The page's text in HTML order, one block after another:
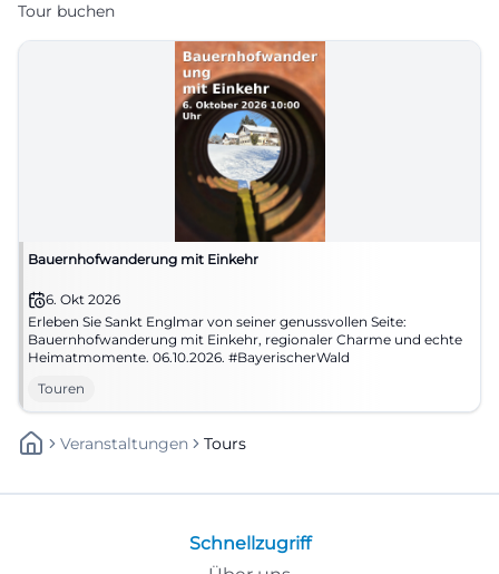
Tour buchen
Bauernhofwanderung mit Einkehr
6. Okt 2026
Erleben Sie Sankt Englmar von seiner genussvollen Seite:
Bauernhofwanderung mit Einkehr, regionaler Charme und echte
Heimatmomente. 06.10.2026. #BayerischerWald
Touren
Veranstaltungen Tours
Schnellzugriff